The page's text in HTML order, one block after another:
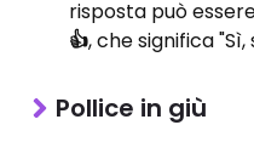
risposta può
👍, che significa
Pollice in giù